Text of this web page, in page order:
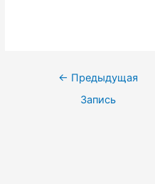
Навигация
← Предыдущая
Запись